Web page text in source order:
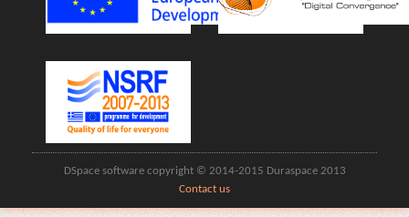
DSpace software copyright © 2014-2015 Duraspace 2013
Contact us